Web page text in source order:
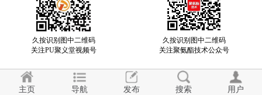
久按识别图中二维码
关注PU聚义堂视频号
久按识别图中二维码
关注聚氨酯技术公众号
主页 导航 发布 搜索 用户